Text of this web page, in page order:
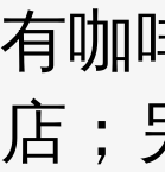
有咖
店；